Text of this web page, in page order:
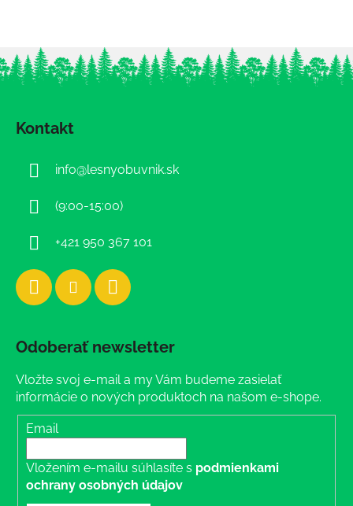
Kontakt
info@lesnyobuvnik.sk
(9:00-15:00)
+421 950 367 101
Odoberať newsletter
Vložte svoj e-mail a my Vám budeme zasielať
informácie o nových produktoch na našom e-shope.
Email
Vložením e-mailu súhlasíte s podmienkami
ochrany osobných údajov